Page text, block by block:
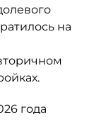
на
года